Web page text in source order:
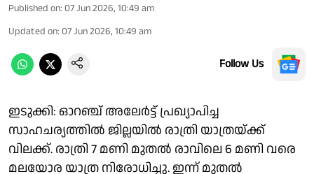
Published on: 07 Jun 2026, 10:49 am
Updated on: 07 Jun 2026, 10:49 am
Follow Us
ഇടുക്കി: ഓറഞ്ച് അലേർട്ട് പ്രഖ്യാപിച്ച
സാഹചര്യത്തിൽ ജില്ലയിൽ രാത്രി യാത്രയ്ക്ക്
വിലക്ക്. രാത്രി 7 മണി മുതൽ രാവിലെ 6 മണി വരെ
മലയോര യാത്ര നിരോധിച്ചു. ഇന്ന് മുതൽ